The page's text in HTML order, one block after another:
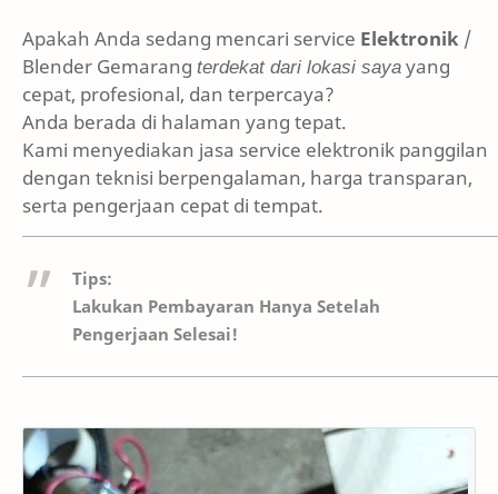
Apakah Anda sedang mencari service Elektronik /
Blender Gemarang terdekat dari lokasi sayayang
cepat, profesional, dan terpercaya?
Anda berada di halaman yang tepat.
Kami menyediakan jasa service elektronik panggilan
dengan teknisi berpengalaman, harga transparan,
serta pengerjaan cepat di tempat.
Tips:
Lakukan Pembayaran Hanya Setelah
Pengerjaan Selesai!